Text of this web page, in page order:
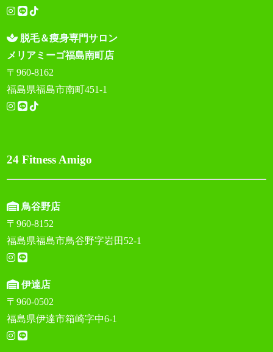
脱毛＆痩身専門サロン
メリアミーゴ福島南町店
〒960-8162
福島県福島市南町451-1
24 Fitness Amigo
鳥谷野店
〒960-8152
福島県福島市鳥谷野字岩田52-1
伊達店
〒960-0502
福島県伊達市箱崎字中6-1